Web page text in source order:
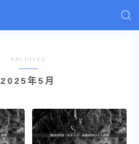
ARCHIVES
2025年5月